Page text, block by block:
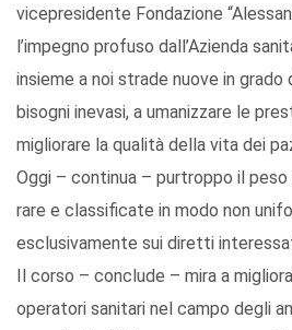
vicepresidente Fondazione
l’impegno profuso dall’Azienda
insieme a noi strade nuove in grado
bisogni inevasi, a umanizzare le
migliorare la qualità della vita dei
Oggi – continua – purtroppo il
rare e classificate in modo non
esclusivamente sui diretti
Il corso – conclude – mira a
operatori sanitari nel campo degli